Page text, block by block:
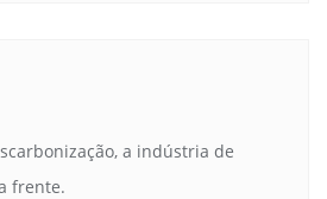
a indústria de
frente.